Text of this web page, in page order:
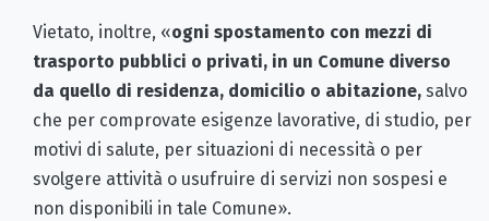
Vietato, inoltre, «ogni spostamento con mezzi di
trasporto pubblici o privati, in un Comune diverso
da quello di residenza, domicilio o abitazione, salvo
che per comprovate esigenze lavorative, di studio, per
motivi di salute, per situazioni di necessità o per
svolgere attività o usufruire di servizi non sospesi e
non disponibili in tale Comune».